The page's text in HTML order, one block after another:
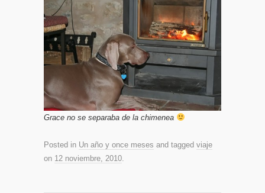
Grace no se separaba de la chimenea
Posted in Un año y once meses and tagged viaje
on 12 noviembre, 2010